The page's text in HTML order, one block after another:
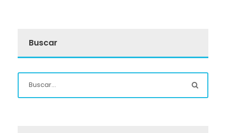
Buscar